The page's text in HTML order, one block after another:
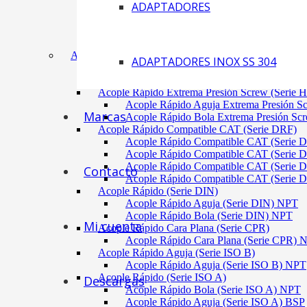
ADAPTADORES
ADAPTADORES INOX SS 304
Marcas
Contacto
Mi cuenta
Descargas
Acoplamiento Tipo Neumático Fenaflex (TYRE)
ACÓPLES RÁPIDOS
Acople Rápido Aguja Extrema Presión (Serie
Acople Rápido Extrema Presión Screw (Serie
Acople Rápido Aguja Extrema Presión
Acople Rápido Bola Extrema Presión
Acople Rápido Compatible CAT (Serie DRF)
Acople Rápido Compatible CAT (Serie
Acople Rápido Compatible CAT (Serie
Acople Rápido Compatible CAT (Serie
Acople Rápido Compatible CAT (Serie
Acople Rápido (Serie DIN)
Acople Rápido Aguja (Serie DIN) NPT
Acople Rápido Bola (Serie DIN) NPT
Acople Rápido Cara Plana (Serie CPR)
Acople Rápido Cara Plana (Serie CPR)
Acople Rápido Aguja (Serie ISO B)
Acople Rápido Aguja (Serie ISO B) NPT
Acople Rápido (Serie ISO A)
Acople Rápido Bola (Serie ISO A) NPT
Acople Rápido Aguja (Serie ISO A) BSP